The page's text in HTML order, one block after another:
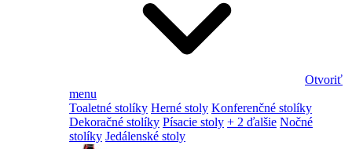
Otvoriť
menu
Toaletné stolíky Herné stoly Konferenčné stolíky
Dekoračné stolíky Písacie stoly + 2 ďalšie Nočné
stolíky Jedálenské stoly